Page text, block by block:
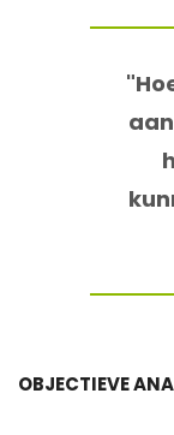
OBJECTIEVE